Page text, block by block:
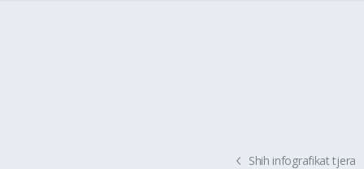
Shih infografikat tjera